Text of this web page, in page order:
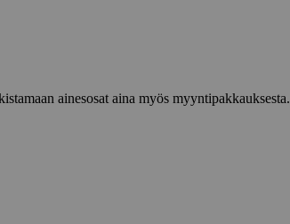
ainesosat aina myös myyntipakkauksesta.